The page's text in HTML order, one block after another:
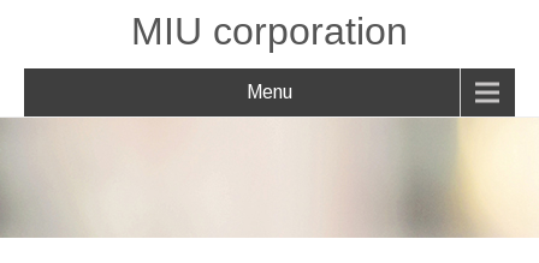
MIU corporation
Menu